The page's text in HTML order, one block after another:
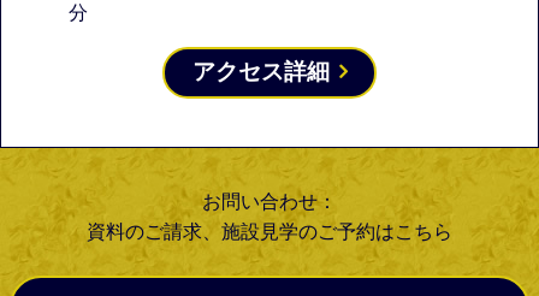
分
アクセス詳細
お問い合わせ：
資料のご請求、施設見学のご予約はこちら